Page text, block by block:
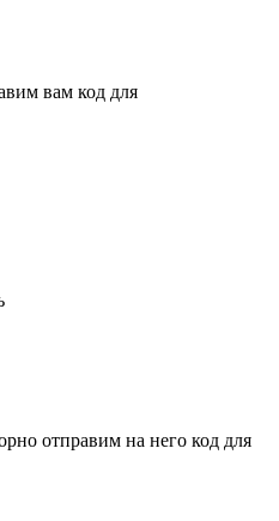
вам код для
отправим на него код для